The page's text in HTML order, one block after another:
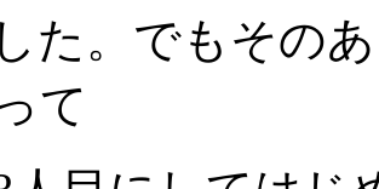
た。でもその
て